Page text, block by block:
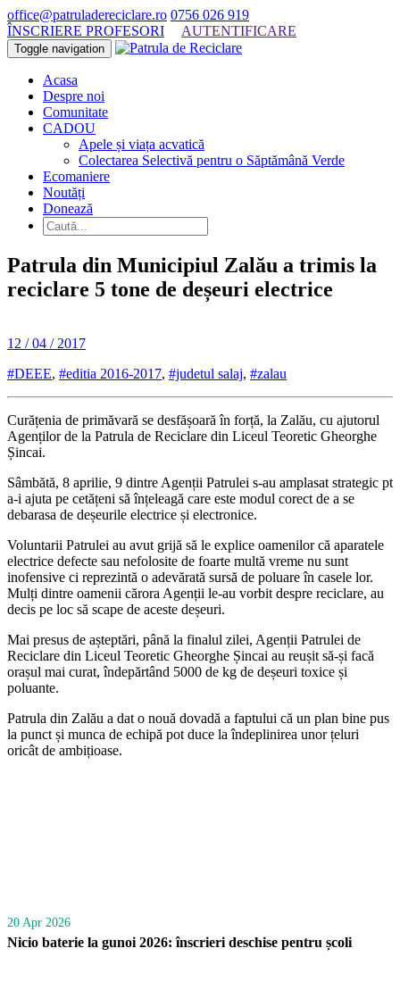
office@patruladereciclare.ro 0756 026 919
ÎNSCRIERE PROFESORI
AUTENTIFICARE
Toggle navigation
Acasa
Despre noi
Comunitate
CADOU
Apele și viața acvatică
Colectarea Selectivă pentru o Săptămână Verde
Ecomaniere
Noutăți
Donează
Patrula din Municipiul Zalău a trimis la
reciclare 5 tone de deșeuri electrice
12 / 04 / 2017
#DEEE, #editia 2016-2017, #judetul salaj, #zalau
Curățenia de primăvară se desfășoară în forță, la Zalău, cu ajutorul
Agenților de la Patrula de Reciclare din Liceul Teoretic Gheorghe
Șincai.
Sâmbătă, 8 aprilie, 9 dintre Agenții Patrulei s-au amplasat strategic pt
a-i ajuta pe cetățeni să înțeleagă care este modul corect de a se
debarasa de deșeurile electrice și electronice.
Voluntarii Patrulei au avut grijă să le explice oamenilor că aparatele
electrice defecte sau nefolosite de foarte multă vreme nu sunt
inofensive ci reprezintă o adevărată sursă de poluare în casele lor.
Mulți dintre oamenii cărora Agenții le-au vorbit despre reciclare, au
decis pe loc să scape de aceste deșeuri.
Mai presus de așteptări, până la finalul zilei, Agenții Patrulei de
Reciclare din Liceul Teoretic Gheorghe Șincai au reușit să-și facă
orașul mai curat, îndepărtând 5000 de kg de deșeuri toxice și
poluante.
Patrula din Zalău a dat o nouă dovadă a faptului că un plan bine pus
la punct și munca de echipă pot duce la îndeplinirea unor țeluri
oricât de ambițioase.
20 Apr 2026
Nicio baterie la gunoi 2026: înscrieri deschise pentru școli